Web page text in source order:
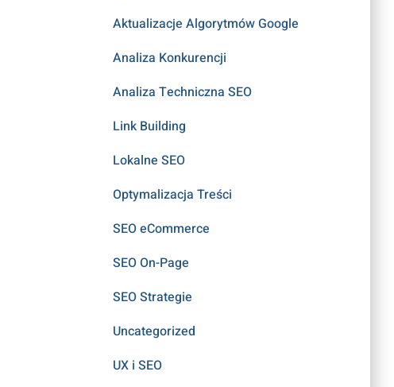
Aktualizacje Algorytmów Google
Analiza Konkurencji
Analiza Techniczna SEO
Link Building
Lokalne SEO
Optymalizacja Treści
SEO eCommerce
SEO On-Page
SEO Strategie
Uncategorized
UX i SEO